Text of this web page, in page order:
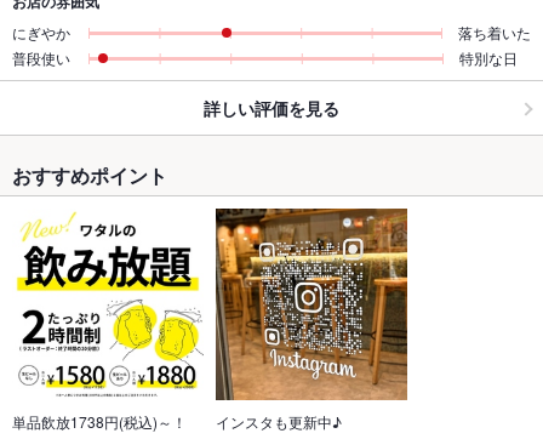
にぎやか
落ち着いた
普段使い
特別な日
詳しい評価を見る
おすすめポイント
単品飲放1738円(税込)～！ インスタも更新中♪